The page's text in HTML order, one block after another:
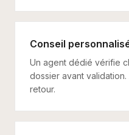
Conseil
Un agent dédié vérifie
dossier avant
retour.